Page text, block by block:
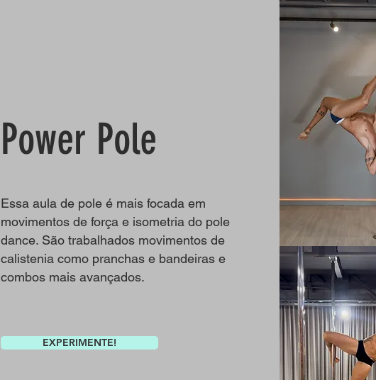
Power Pole
Essa aula de pole é mais focada em
movimentos de força e isometria do pole
dance. São trabalhados movimentos de
calistenia como pranchas e bandeiras e
combos mais avançados.
EXPERIMENTE!